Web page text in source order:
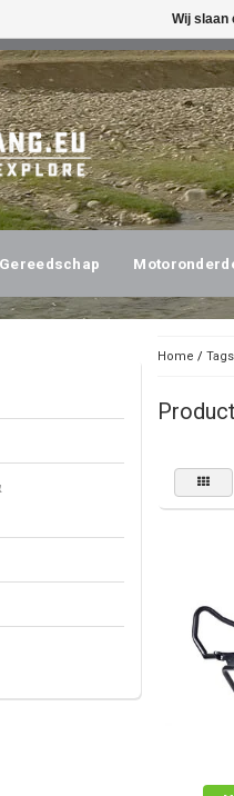
Gereedschap
Home / Tags
Wij slaan